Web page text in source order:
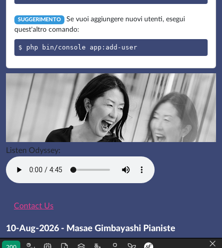
SUGGERIMENTO
Se vuoi aggiungere nuovi utenti, esegui
quest'altro comando:
$ php bin/console app:add-user
Listen Odyssey:
Contact Us
10-Aug-2026 - Masae Gimbayashi Pianiste